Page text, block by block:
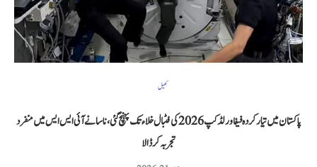
کھیل
پاکستان میں تیار کردہ فیفا ورلڈ کپ 2026 کی فٹبال خلاء تک پہنچ گئی، ناسا نے آئی ایس ایس میں منفرد
تجربہ کر ڈالا